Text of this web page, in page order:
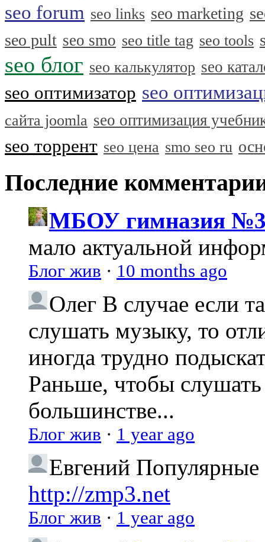
seo forum seo links seo marketing
seo pult seo smo seo title tag seo tools
seo блог seo калькулятор seo
seo оптимизатор seo
сайта joomla seo оптимизация
seo торрент seo цена smo seo ru
Последние
МБОУ гимназия №3
мало актуальной
Блог жив · 10 months ago
Олег В случае если
слушать музыку, то
иногда трудно
Раньше, чтобы слушать
большинстве...
Блог жив · 1 year ago
Евгений Популярные
http://zmp3.net
Блог жив · 1 year ago